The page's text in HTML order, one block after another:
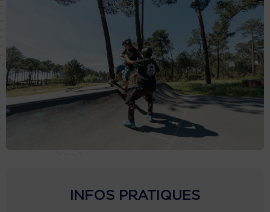
INFOS PRATIQUES